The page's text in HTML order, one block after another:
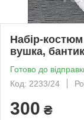
Набір-
вушка,
Готово до
Код: 2233/24
300 ₴